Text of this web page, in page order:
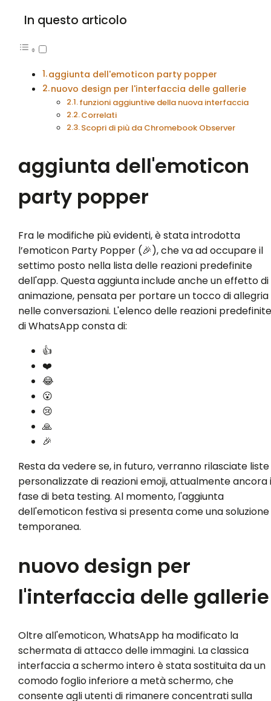
In questo articolo
aggiunta dell'emoticon party popper
nuovo design per l'interfaccia delle gallerie
funzioni aggiuntive della nuova interfaccia
Correlati
Scopri di più da Chromebook Observer
aggiunta dell'emoticon
party popper
Fra le modifiche più evidenti, è stata introdotta
l’emoticon Party Popper (🎉), che va ad occupare il
settimo posto nella lista delle reazioni predefinite
dell'app. Questa aggiunta include anche un effetto di
animazione, pensata per portare un tocco di allegria
nelle conversazioni. L'elenco delle reazioni predefinite
di WhatsApp consta di:
👍
❤️
😂
😮
😢
🙏
🎉
Resta da vedere se, in futuro, verranno rilasciate liste
personalizzate di reazioni emoji, attualmente ancora
fase di beta testing. Al momento, l'aggiunta
dell'emoticon festiva si presenta come una soluzione
temporanea.
nuovo design per
l'interfaccia delle gallerie
Oltre all'emoticon, WhatsApp ha modificato la
schermata di attacco delle immagini. La classica
interfaccia a schermo intero è stata sostituita da un
comodo foglio inferiore a metà schermo, che
consente agli utenti di rimanere concentrati sulla